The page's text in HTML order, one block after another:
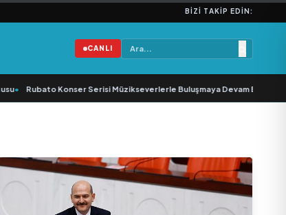
BIZI TAKIP EDIN:
CANLI
Rubato Konser Serisi Müzikseverlerle Buluşmaya Devam Ediyor